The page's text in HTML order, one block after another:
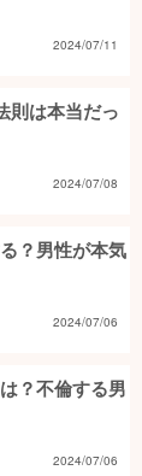
2024/07/11
則は本当だっ
2024/07/08
？男性が本気
2024/07/06
？不倫する男
2024/07/06